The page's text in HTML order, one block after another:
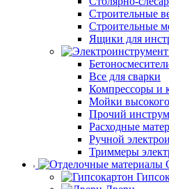
Строительные
Строительные
Ящики для
Все для сварки
Компрессоры и
Мойки
Прочий
Расходные
Ручной
Триммеры